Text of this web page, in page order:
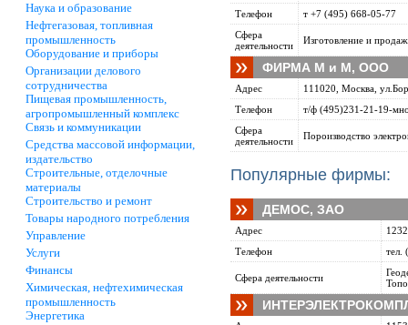
Наука и образование
Нефтегазовая, топливная
промышленность
Оборудование и приборы
Организации делового
сотрудничества
Пищевая промышленность,
агропромышленный комплекс
Связь и коммуникации
Средства массовой информации,
издательство
Строительные, отделочные
материалы
Строительство и ремонт
Товары народного потребления
Управление
Услуги
Финансы
Химическая, нефтехимическая
промышленность
Энергетика
Телефон
т +7 (495) 668-05-77
Сфера
деятельности
Изготовление и
ФИРМА М и М, ООО
Адрес
111020, Москва,
Телефон
т/ф (495)231-21-19-
Сфера
деятельности
Пороизводство
Популярные фирмы:
ДЕМОС, ЗАО
Адрес
Телефон
тел.
Сфера деятельности